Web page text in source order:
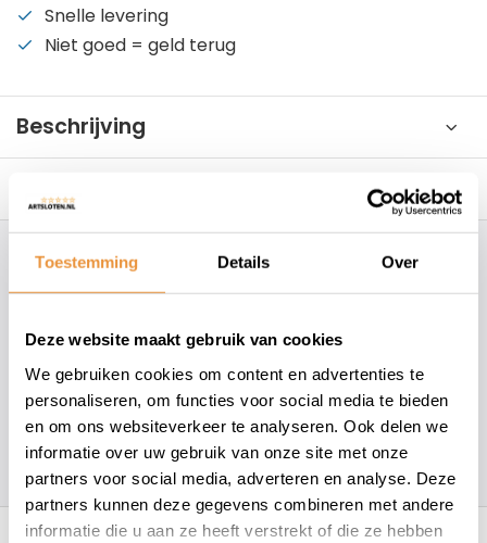
Toestemming Details Over
Deze website maakt gebruik van cookies
We gebruiken cookies om content en advertenties te
personaliseren, om functies voor social media te bieden
en om ons websiteverkeer te analyseren. Ook delen we
informatie over uw gebruik van onze site met onze
partners voor social media, adverteren en analyse. Deze
partners kunnen deze gegevens combineren met andere
informatie die u aan ze heeft verstrekt of die ze hebben
Snelle levering
Niet goed = geld terug
Beschrijving
Hoe kunnen wij je helpen?
+31 78 780 2330
info@artsloten.nl
157 klanten geven een 4.7 /5 op
Recent bekeken